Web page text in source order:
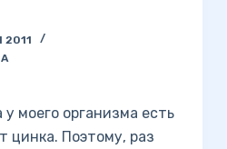
2011
у моего организма есть
цинка. Поэтому, раз